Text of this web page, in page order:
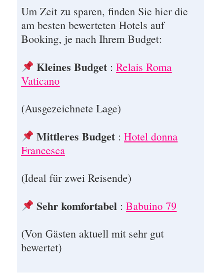
Um Zeit zu sparen, finden Sie hier die
am besten bewerteten Hotels auf
Booking, je nach Ihrem Budget:
Kleines Budget :Relais Roma
Vaticano
(Ausgezeichnete Lage)
Mittleres Budget :Hotel donna
Francesca
(Ideal für zwei Reisende)
Sehr komfortabel :Babuino 79
(Von Gästen aktuell mit sehr gut
bewertet)